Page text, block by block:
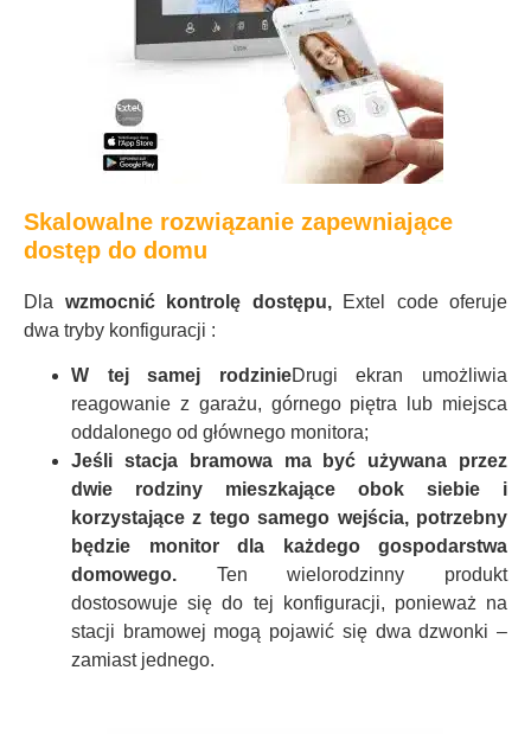
Skalowalne rozwiązanie zapewniające
dostęp do domu
Dla wzmocnić kontrolę dostępu,
Extel code oferuje
dwa tryby konfiguracji :
W tej samej rodzinieDrugi ekran umożliwia
reagowanie z garażu, górnego piętra lub miejsca
oddalonego od głównego monitora;
Jeśli stacja bramowa ma być używana przez
dwie rodziny mieszkające obok siebie i
korzystające z tego samego wejścia, potrzebny
będzie monitor dla każdego gospodarstwa
domowego. Ten wielorodzinny produkt
dostosowuje się do tej konfiguracji, ponieważ na
stacji bramowej mogą pojawić się dwa dzwonki –
zamiast jednego.